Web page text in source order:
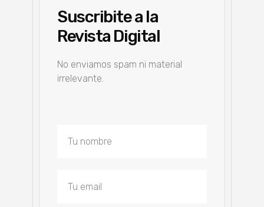
Suscribite a la
Revista Digital
No enviamos spam ni material
irrelevante.